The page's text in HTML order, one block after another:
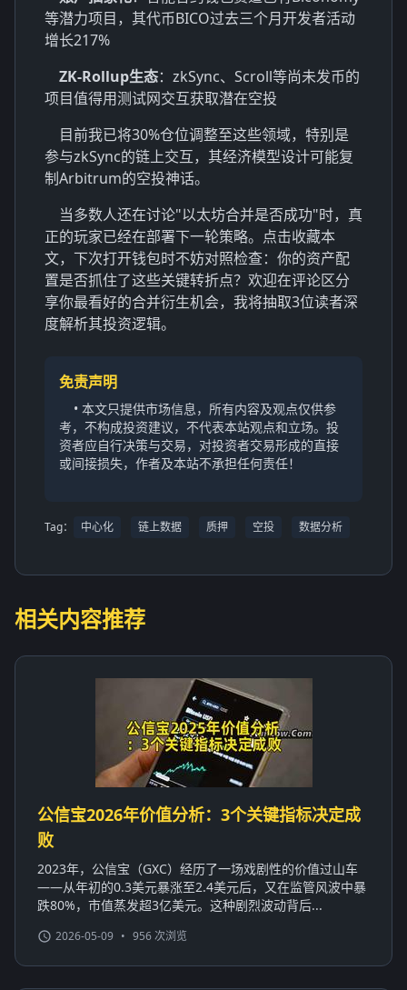
等潜力项目，其代币BICO过去三个月开发者活动
增长217%
ZK-Rollup生态：zkSync、Scroll等尚未发币的
项目值得用测试网交互获取潜在空投
目前我已将30%仓位调整至这些领域，特别是
参与zkSync的链上交互，其经济模型设计可能复
制Arbitrum的空投神话。
当多数人还在讨论"以太坊合并是否成功"时，真
正的玩家已经在部署下一轮策略。点击收藏本
文，下次打开钱包时不妨对照检查：你的资产配
置是否抓住了这些关键转折点？欢迎在评论区分
享你最看好的合并衍生机会，我将抽取3位读者深
度解析其投资逻辑。
免责声明
• 本文只提供市场信息，所有内容及观点仅供参
考，不构成投资建议，不代表本站观点和立场。投
资者应自行决策与交易，对投资者交易形成的直接
或间接损失，作者及本站不承担任何责任！
Tag： 中心化 链上数据 质押 空投 数据分析
相关内容推荐
公信宝2026年价值分析：3个关键指标决定成
败
2023年，公信宝（GXC）经历了一场戏剧性的价值过山车
——从年初的0.3美元暴涨至2.4美元后，又在监管风波中暴
跌80%，市值蒸发超3亿美元。这种剧烈波动背后...
2026-05-09 • 956 次浏览